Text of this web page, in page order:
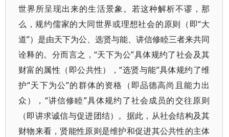
世界所呈现出来的生活景象。若这种解析不谬，那
么，规约儒家的大同世界或理想社会的原则（即“大
道”）是由天下为公、选贤与能、讲信修睦三者来共同
诠释的。分而言之，“天下为公”具体规约了社会及其
财富的属性（即公共性），“选贤与能”具体规约了维
护“天下为公”的群体的资格（即品德高尚且能力出
众），“讲信修睦”具体规约了社会成员的交往原则
（即讲求诚信与促进团结）。据此，从社会结构及其
财物来看，贤能性原则是维护和促进其公共性的主体